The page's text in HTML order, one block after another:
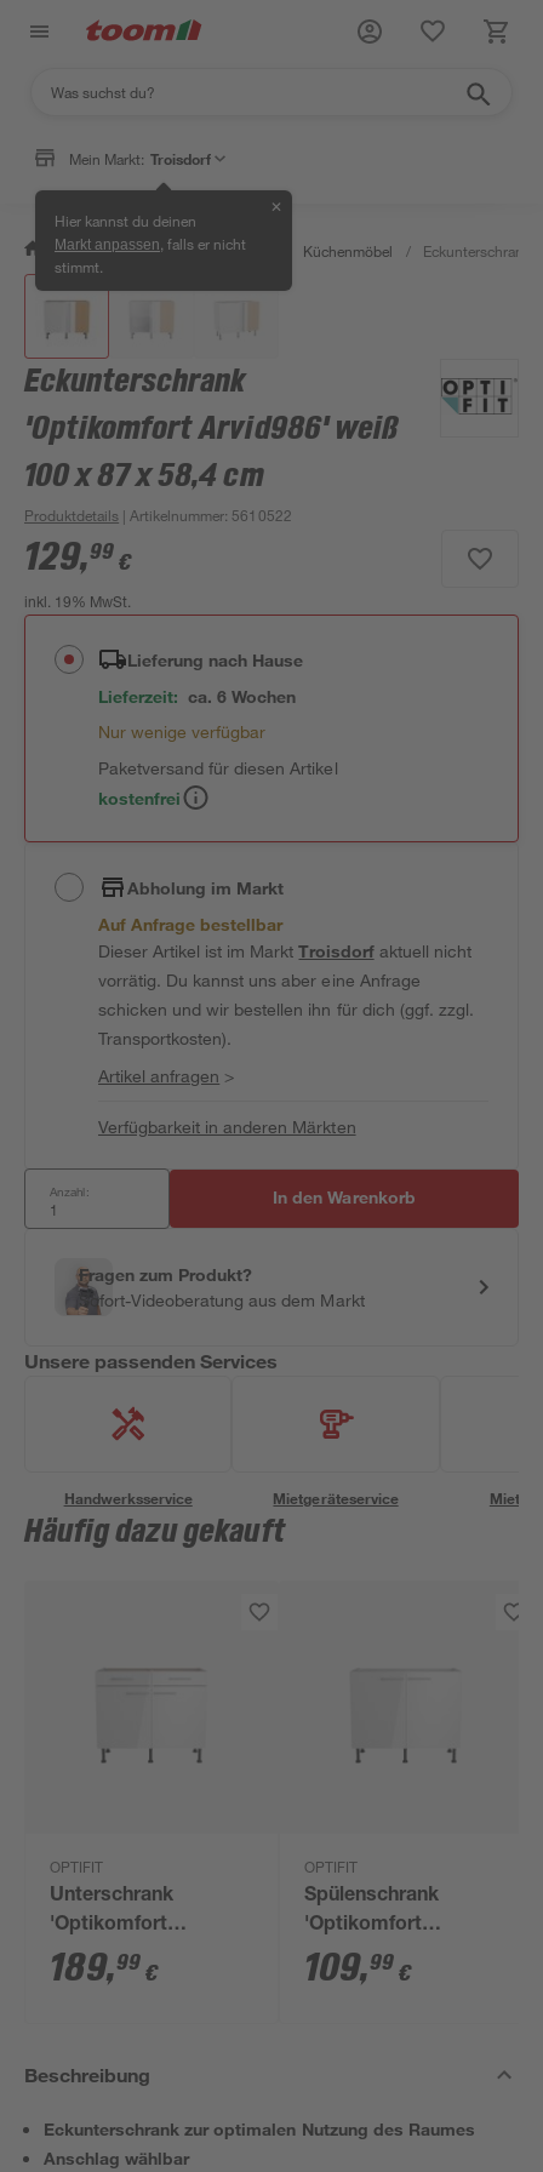
Mein Markt: Troisdorf
Hier kannst du deinen
Markt anpassen , falls er nicht
stimmt.
✕
/ Wohnen & Haushalt / Küche Küchenmöbel / Eckunterschrank
Eckunterschrank
'Optikomfort Arvid986' weiß
100 x 87 x 58,4 cm
Produktdetails | Artikelnummer: 5610522
129,99 €
inkl. 19% MwSt.
Lieferung nach Hause
Lieferzeit: ca. 6 Wochen
Nur wenige verfügbar
Paketversand für diesen Artikel
kostenfrei
Abholung im Markt
Auf Anfrage bestellbar
Dieser Artikel ist im MarktTroisdorfaktuell nicht
vorrätig. Du kannst uns aber eine Anfrage
schicken und wir bestellen ihn für dich (ggf. zzgl.
Transportkosten).
Artikel anfragen >
Verfügbarkeit in anderen Märkten
Anzahl: In den Warenkorb
Fragen zum Produkt?
Sofort-Videoberatung aus dem Markt
Unsere passenden Services
Handwerksservice Mietgeräteservice
Häufig dazu gekauft
OPTIFIT
Unterschrank
'Optikomfort
Rurik986' weiß 100 x
87 x 58,4 cm
189,99 €
OPTIFIT
Spülenschrank
'Optikomfort
Rurik986' weiß 100 x
87 x 58,4 cm
109,99 €
Beschreibung
Eckunterschrank zur optimalen Nutzung des Raumes
Anschlag wählbar